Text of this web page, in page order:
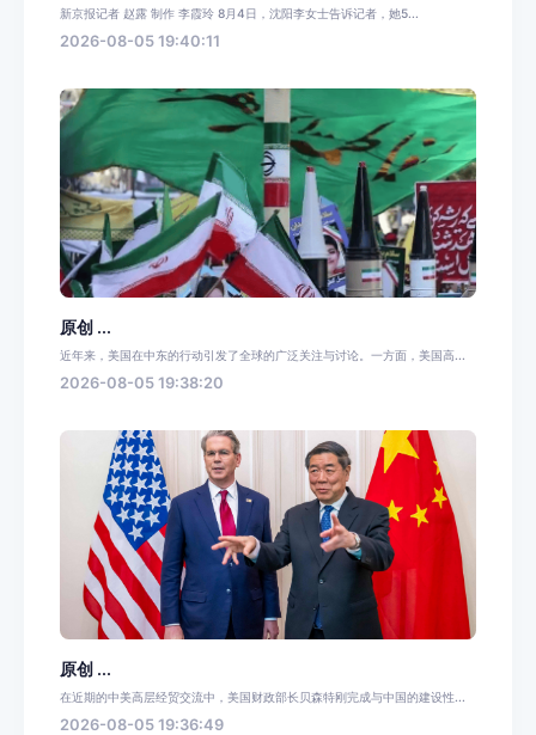
新京报记者 赵露 制作 李霞玲 8月4日，沈阳李女士告诉记者，她5...
2026-08-05 19:40:11
原创 ...
近年来，美国在中东的行动引发了全球的广泛关注与讨论。一方面，美国高...
2026-08-05 19:38:20
原创 ...
在近期的中美高层经贸交流中，美国财政部长贝森特刚完成与中国的建设性...
2026-08-05 19:36:49